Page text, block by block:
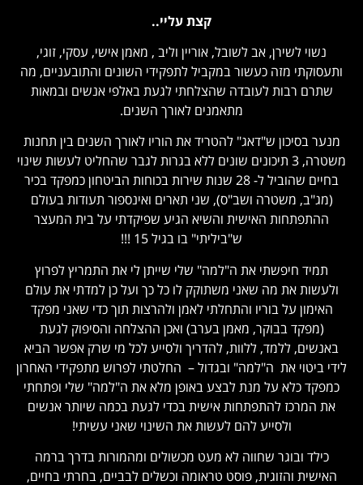
קצת עליי..
נשוי לשירן, אב לשובל, אוריין וליב , מאמן אישי, עסקי, זוגי,
ותעסוקתי מזה כעשור במקביל לתפקידי השונים והתובעניים, מה
שתרם רבות לעובדה שהצלחתי לגעת באלפי אנשים ובמאות
מתאמנים לאורך השנים.
מנער בסיכון ש"דאג" להטריד את הוריו לאורך השנים בין תחנות
משטרה, 3 תיכונים שונים ללא בגרות לגבר שהחליט לעשות שינוי
בחיים שהוביל ל- 28 שנות שירות בכוחות הביטחון כמפקד בכיר
(מג"ב, משטרה ושב"ס), שני תארים ואינספור תעודות בעולם
ההתפתחות האישית והשיא הגיע שפיקדתי על בית המעצר
ש"ביליתי" בו בגיל 15 !!!
תמיד חיפשתי את ה"למה" שלי שייתן לי את התמריץ לפרוץ
ולעשות את מה שאני משתוקק לו כל כך ועל כן למדתי את עולם
האימון על בוריו והתחלתי לאמן ולהרצות תוך כדי שאני מפקד
(מפקד בבוקר, מאמן בערב) ואכן ההצלחה והסיפוק לגעת
באנשים, ללמד, ללוות, להדריך ולסייע לכל מי שרק אפשר הביא
לידי ביטוי את ה"למה" ובגדול – החלטתי לפרוש מתפקידי האחרון
כמפקד כלא על מנת לבצע באופן מלא את ה"למה" שלי ופתחתי
את המרכז להתפתחות אישית בכדי לגעת בכמה שיותר אנשים
ולסייע להם לעשות את השינוי שאני עשיתי!
כילד ובוגר שחווה לא מעט מכשולים ומהמורות בדרך ברמה
האישית והזוגית, פוסט טראומה וכשלים לבביים, בחרתי בחיים,